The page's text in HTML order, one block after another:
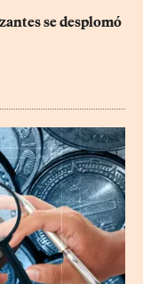
se desplomó